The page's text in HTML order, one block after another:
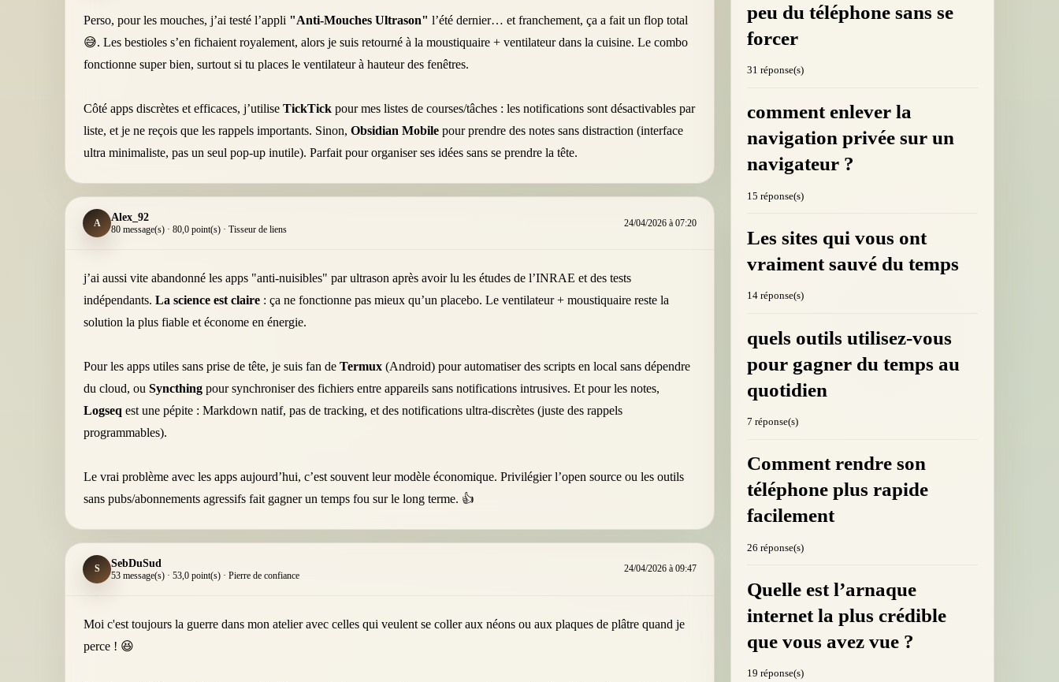
Perso, pour les mouches, j’ai testé l’appli "Anti-Mouches Ultrason" l’été dernier… et franchement, ça a fait un flop total
😅. Les bestioles s’en fichaient royalement, alors je suis retourné à la moustiquaire + ventilateur dans la cuisine. Le combo
fonctionne super bien, surtout si tu places le ventilateur à hauteur des fenêtres.
Côté apps discrètes et efficaces, j’utiliseTickTick pour mes listes de courses/tâches : les notifications sont désactivables par
liste, et je ne reçois que les rappels importants. Sinon,Obsidian Mobile pour prendre des notes sans distraction (interface
ultra minimaliste, pas un seul pop-up inutile). Parfait pour organiser ses idées sans se prendre la tête.
A Alex_92
80 message(s) · 80,0 point(s) · Tisseur de liens
24/04/2026 à 07:20
j’ai aussi vite abandonné les apps "anti-nuisibles" par ultrason après avoir lu les études de l’INRAE et des tests
indépendants.La science est claire : ça ne fonctionne pas mieux qu’un placebo. Le ventilateur + moustiquaire reste la
solution la plus fiable et économe en énergie.
Pour les apps utiles sans prise de tête, je suis fan deTermux (Android) pour automatiser des scripts en local sans dépendre
du cloud, ouSyncthing pour synchroniser des fichiers entre appareils sans notifications intrusives. Et pour les notes,
Logseq est une pépite : Markdown natif, pas de tracking, et des notifications ultra-discrètes (juste des rappels
programmables).
Le vrai problème avec les apps aujourd’hui, c’est souvent leur modèle économique. Privilégier l’open source ou les outils
sans pubs/abonnements agressifs fait gagner un temps fou sur le long terme. 👍
S SebDuSud
53 message(s) · 53,0 point(s) · Pierre de confiance
24/04/2026 à 09:47
Moi c'est toujours la guerre dans mon atelier avec celles qui veulent se coller aux néons ou aux plaques de plâtre quand je
perce ! 😆
peu du téléphone sans se
forcer
31 réponse(s)
comment enlever la
navigation privée sur un
navigateur ?
15 réponse(s)
Les sites qui vous ont
vraiment sauvé du temps
14 réponse(s)
quels outils utilisez-vous
pour gagner du temps au
quotidien
7 réponse(s)
Comment rendre son
téléphone plus rapide
facilement
26 réponse(s)
Quelle est l’arnaque
internet la plus crédible
que vous avez vue ?
19 réponse(s)